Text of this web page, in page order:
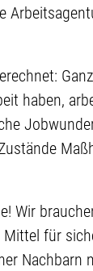
haben,
Wir
für
Nachbarn